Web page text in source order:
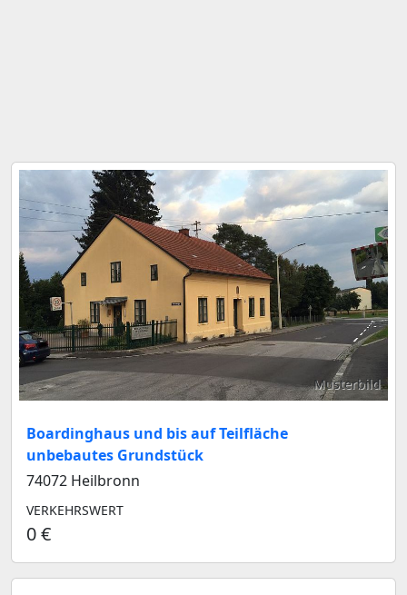
Musterbild
Boardinghaus und bis auf Teilfläche
unbebautes Grundstück
74072 Heilbronn
VERKEHRSWERT
0 €